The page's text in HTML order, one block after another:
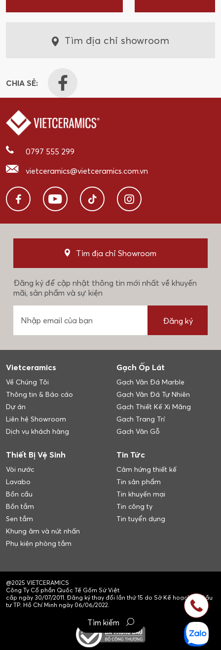
Tìm địa chỉ showroom
CHIA SẺ:
0797 555 299
vietceramics@vietceramics.com.vn
Tìm địa chỉ Showroom
Đăng ký để cập nhật thông tin mới nhất về khuyến
mãi, sản phẩm và sự kiện
Đăng ký
Vietceramics
Về Chúng Tôi
Thông tin & Báo cáo
Dự án
Liên hệ Showroom
Dịch vụ khách hàng
Gạch Ốp Lát
Gạch Vân Đá Marble
Gạch Vân Đá Tự Nhiên
Gạch Thiết Kế Xi Măng
Gạch Trang Trí
Gạch Vân Gỗ
Thiết Bị Vệ Sinh
Vòi nước
Lavabo
Bồn cầu
Bồn tắm
Sen tắm
Khung âm và nút nhấn
Phụ kiện phòng tắm
Tin Tức
Cảm hứng thiết kế
Tin sản phẩm
Tin khuyến mại
Tin công ty
Tin tuyển dụng
@2025 VIETCERAMICS
Công Ty Cổ phần Quốc Tế Gốm Sứ Việt
cấp ngày 30/07/2011. Đăng ký thay đổi lần thứ 15 do Sở Kế hoạch và Đầu
tư TP. Hồ Chí Minh ngày 06/06/2022.
Tìm kiếm